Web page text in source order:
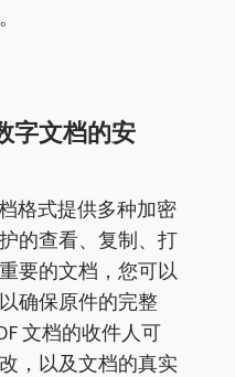
字文档的安
格式提供多种加密
的查看、复制、打
要的文档，您可以
确保原件的完整
文档的收件人可
，以及文档的真实